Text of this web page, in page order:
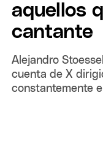
aquellos
cantante
Alejandro
cuenta de X
constantemente